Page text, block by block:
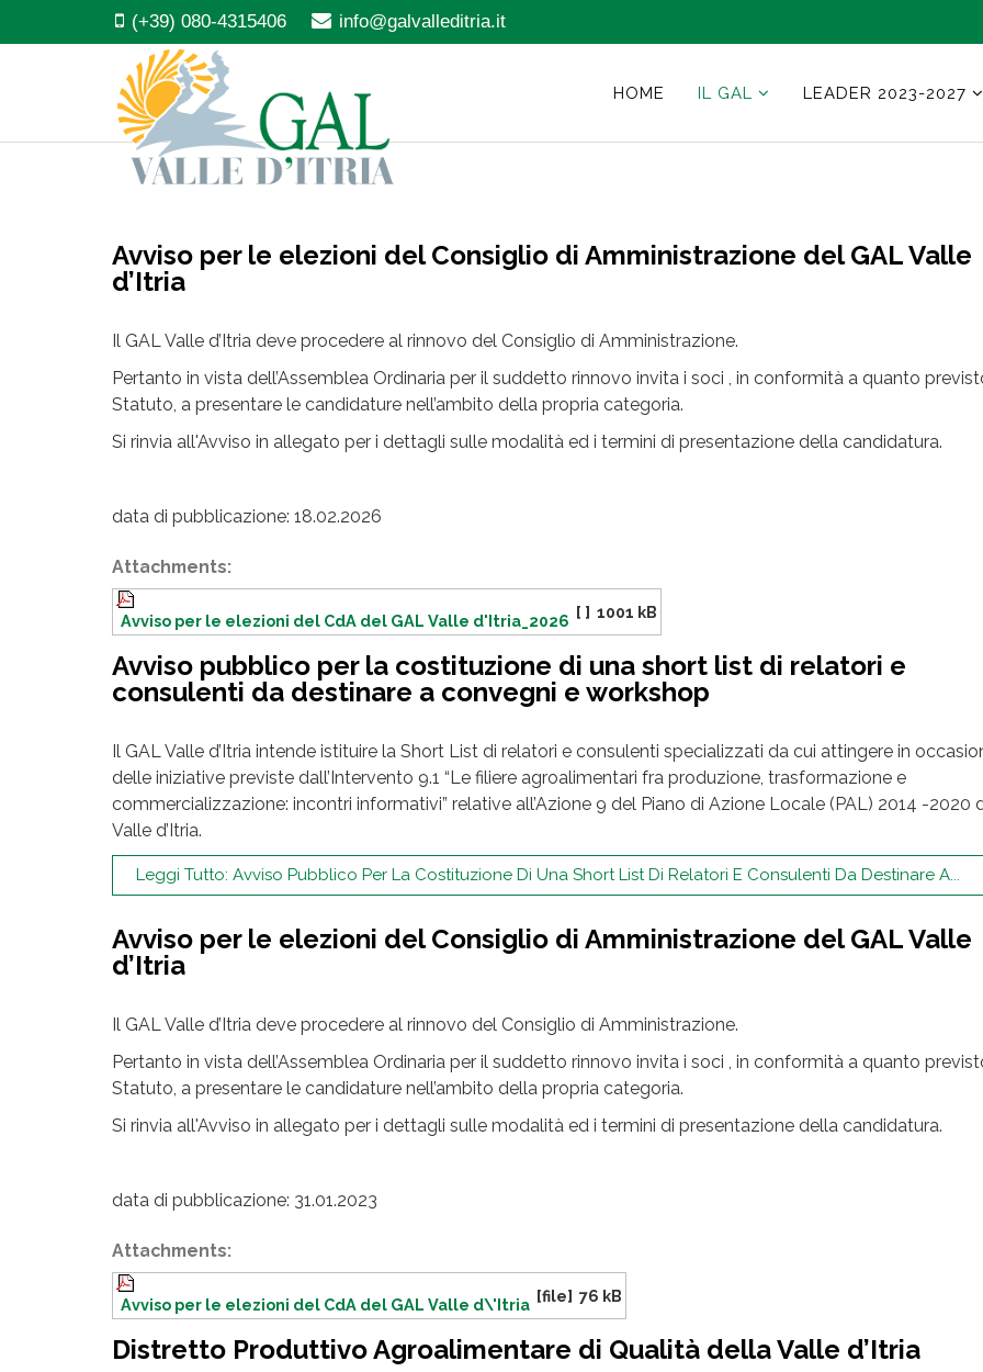
(+39) 080-4315406 info@galvalleditria.it
HOME IL GAL LEADER 2023-2027
Avviso per le elezioni del Consiglio di Amministrazione del GAL Valle
d’Itria
Il GAL Valle d’Itria deve procedere al rinnovo del Consiglio di Amministrazione.
Pertanto in vista dell’Assemblea Ordinaria per il suddetto rinnovo invita i soci , in conformità a quanto
Statuto, a presentare le candidature nell’ambito della propria categoria.
Si rinvia all'Avviso in allegato per i dettagli sulle modalità ed i termini di presentazione della candidatura.
data di pubblicazione: 18.02.2026
Attachments:
Avviso per le elezioni del CdA del GAL Valle d'Itria_2026 [ ] 1001 kB
Avviso pubblico per la costituzione di una short list di relatori e
consulenti da destinare a convegni e workshop
Il GAL Valle d’Itria intende istituire la Short List di relatori e consulenti specializzati da cui attingere in
delle iniziative previste dall’Intervento 9.1 “Le filiere agroalimentari fra produzione, trasformazione e
commercializzazione: incontri informativi” relative all’Azione 9 del Piano di Azione Locale (PAL) 2014 -2020
Valle d’Itria.
Leggi Tutto: Avviso Pubblico Per La Costituzione Di Una Short List Di Relatori E Consulenti Da Destinare A...
Avviso per le elezioni del Consiglio di Amministrazione del GAL Valle
d’Itria
Il GAL Valle d’Itria deve procedere al rinnovo del Consiglio di Amministrazione.
Pertanto in vista dell’Assemblea Ordinaria per il suddetto rinnovo invita i soci , in conformità a quanto
Statuto, a presentare le candidature nell’ambito della propria categoria.
Si rinvia all'Avviso in allegato per i dettagli sulle modalità ed i termini di presentazione della candidatura.
data di pubblicazione: 31.01.2023
Attachments:
Avviso per le elezioni del CdA del GAL Valle d\'Itria [file] 76 kB
Distretto Produttivo Agroalimentare di Qualità della Valle d’Itria